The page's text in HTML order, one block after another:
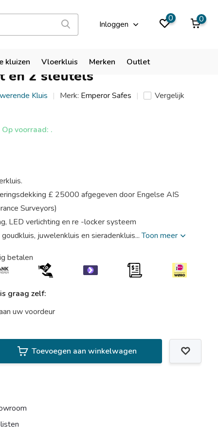
Inloggen
0 0
kluizen Vloerkluis Merken Outlet
9,9
vloerkluis met
en 2 sleutels
Kluis Merk: Emperor Safes Vergelijk
Op voorraad: .
£ 25000 afgegeven door Engelse AIS
Surveyors)
LED verlichting en re -locker systeem
juwelenkluis en sieradenkluis...Toon meer
betalen
graag zelf:
uw voordeur
Toevoegen aan winkelwagen